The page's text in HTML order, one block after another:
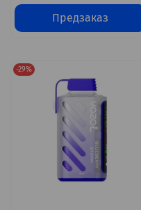
Предзаказ
-29%